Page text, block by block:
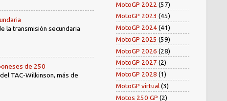
la transmisión secundaria
de 250
TAC-Wilkinson, más de
MotoGP 2022 (57)
MotoGP 2023 (45)
MotoGP 2024(41)
MotoGP 2025 (59)
MotoGP 2026 (28)
MotoGP 2027 (2)
MotoGP 2028 (1)
MotoGP virtual(3)
Motos 250 GP (2)